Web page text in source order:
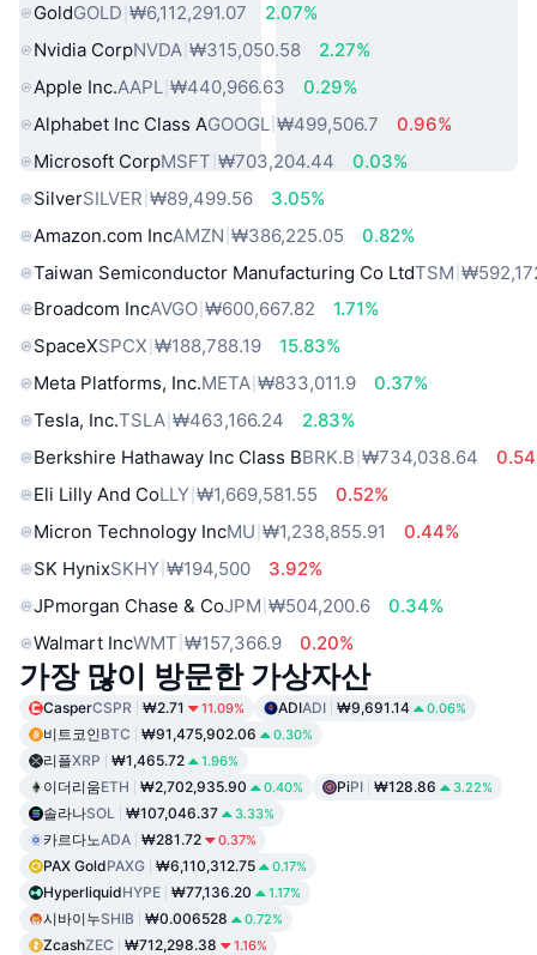
GoldGOLD ₩6,112,291.07
2.07%
Nvidia CorpNVDA ₩315,050.58
2.27%
Apple Inc.AAPL ₩440,966.63
0.29%
Alphabet Inc Class AGOOGL ₩499,506.7
0.96%
Microsoft CorpMSFT ₩703,204.44
0.03%
SilverSILVER ₩89,499.56
3.05%
Amazon.com IncAMZN ₩386,225.05
0.82%
Taiwan Semiconductor Manufacturing Co LtdTSM
Broadcom IncAVGO ₩600,667.82
1.71%
SpaceXSPCX ₩188,788.19
15.83%
Meta Platforms, Inc.META ₩833,011.9
0.37%
Tesla, Inc.TSLA ₩463,166.24
2.83%
Berkshire Hathaway Inc Class BBRK.B ₩734,038.64
Eli Lilly And CoLLY ₩1,669,581.55
0.52%
Micron Technology IncMU ₩1,238,855.91
0.44%
SK HynixSKHY ₩194,500
3.92%
JPmorgan Chase & CoJPM ₩504,200.6
0.34%
Walmart IncWMT ₩157,366.9 0.20%
가장 많이 방문한 가상자산
CasperCSPR ₩2.71 11.09% ADIADI ₩9,691.14 0.06%
비트코인BTC ₩91,475,902.06 0.30%
리플XRP ₩1,465.72 1.96%
이더리움ETH ₩2,702,935.90 0.40% PiPI ₩128.86 3.22%
솔라나SOL ₩107,046.37 3.33%
카르다노ADA ₩281.72 0.37%
PAX GoldPAXG ₩6,110,312.75 0.17%
HyperliquidHYPE ₩77,136.20 1.17%
시바이누SHIB ₩0.006528 0.72%
ZcashZEC ₩712,298.38 1.16%